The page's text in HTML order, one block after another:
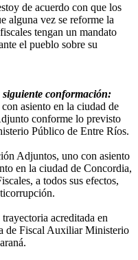
de acuerdo con que los
alguna vez se reforme la
tengan un mandato
el pueblo sobre su
conformación:
asiento en la ciudad de
conforme lo previsto
Público de Entre Ríos.
Adjuntos, uno con asiento
en la ciudad de Concordia,
a todos sus efectos,
acreditada en
de Fiscal Auxiliar Ministerio